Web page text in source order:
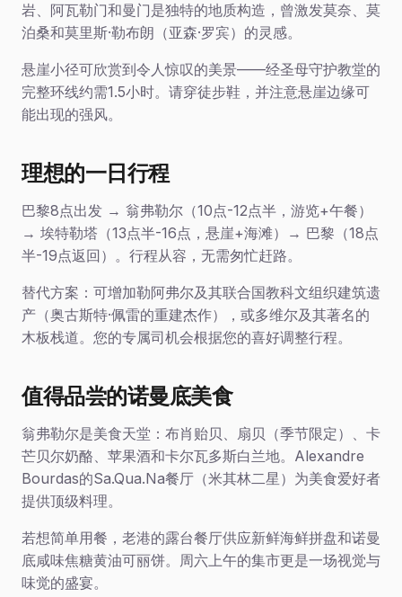
岩、阿瓦勒门和曼门是独特的地质构造，曾激发莫奈、莫
泊桑和莫里斯·勒布朗（亚森·罗宾）的灵感。
悬崖小径可欣赏到令人惊叹的美景——经圣母守护教堂的
完整环线约需1.5小时。请穿徒步鞋，并注意悬崖边缘可
能出现的强风。
理想的一日行程
巴黎8点出发 → 翁弗勒尔（10点-12点半，游览+午餐）
→ 埃特勒塔（13点半-16点，悬崖+海滩）→ 巴黎（18点
半-19点返回）。行程从容，无需匆忙赶路。
替代方案：可增加勒阿弗尔及其联合国教科文组织建筑遗
产（奥古斯特·佩雷的重建杰作），或多维尔及其著名的
木板栈道。您的专属司机会根据您的喜好调整行程。
值得品尝的诺曼底美食
翁弗勒尔是美食天堂：布肖贻贝、扇贝（季节限定）、卡
芒贝尔奶酪、苹果酒和卡尔瓦多斯白兰地。Alexandre
Bourdas的Sa.Qua.Na餐厅（米其林二星）为美食爱好者
提供顶级料理。
若想简单用餐，老港的露台餐厅供应新鲜海鲜拼盘和诺曼
底咸味焦糖黄油可丽饼。周六上午的集市更是一场视觉与
味觉的盛宴。